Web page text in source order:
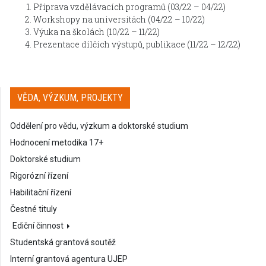
Příprava vzdělávacích programů (03/22 – 04/22)
Workshopy na universitách (04/22 – 10/22)
Výuka na školách (10/22 – 11/22)
Prezentace dílčích výstupů, publikace (11/22 – 12/22)
VĚDA, VÝZKUM, PROJEKTY
Oddělení pro vědu, výzkum a doktorské studium
Hodnocení metodika 17+
Doktorské studium
Rigorózní řízení
Habilitační řízení
Čestné tituly
Ediční činnost
Studentská grantová soutěž
Interní grantová agentura UJEP